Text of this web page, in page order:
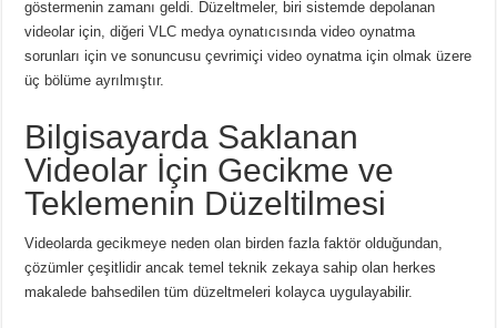
göstermenin zamanı geldi. Düzeltmeler, biri sistemde depolanan
videolar için, diğeri VLC medya oynatıcısında video oynatma
sorunları için ve sonuncusu çevrimiçi video oynatma için olmak üzere
üç bölüme ayrılmıştır.
Bilgisayarda Saklanan
Videolar İçin Gecikme ve
Teklemenin Düzeltilmesi
Videolarda gecikmeye neden olan birden fazla faktör olduğundan,
çözümler çeşitlidir ancak temel teknik zekaya sahip olan herkes
makalede bahsedilen tüm düzeltmeleri kolayca uygulayabilir.